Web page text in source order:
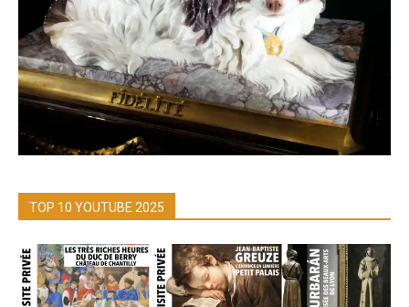
TOP 10 YOUTUBE 2025